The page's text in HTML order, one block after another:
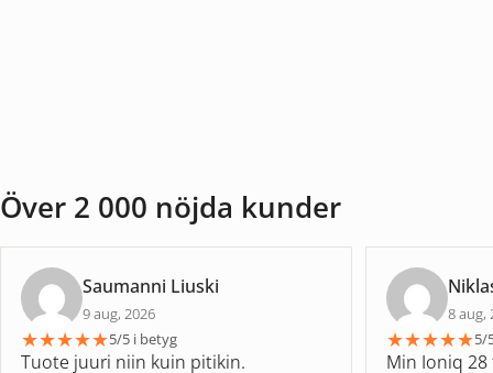
Över 2 000 nöjda kunder
Saumanni Liuski
9 aug, 2026
★★★★★5/5 i betyg
Tuote juuri niin kuin pitikin.
8 aug,
★★★★★5/
Min Ioniq